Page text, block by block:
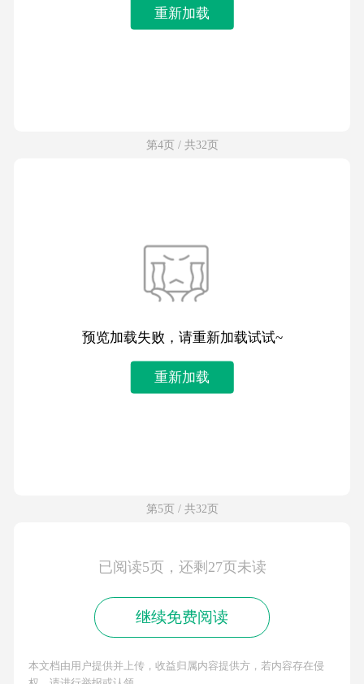
重新加载
第4页 / 共32页
预览加载失败，请重新加载试试~
重新加载
第5页 / 共32页
已阅读5页，还剩27页未读
继续免费阅读
本文档由用户提供并上传，收益归属内容提供方，若内容存在侵